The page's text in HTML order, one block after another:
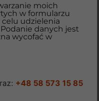
moich
w formularzu
celu udzielenia
danych jest
wycofać w
+48 58 573 15 85